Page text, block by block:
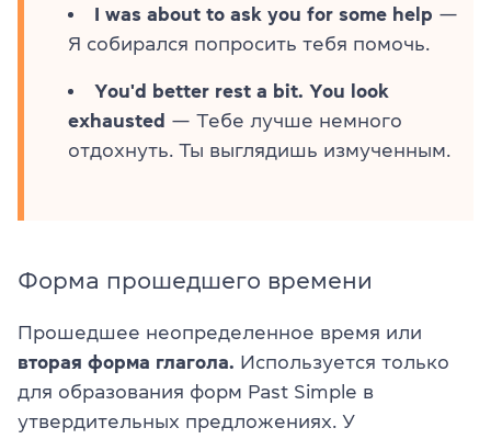
I was about to ask you for some help —
Я собирался попросить тебя помочь.
You'd better rest a bit. You look
exhausted — Тебе лучше немного
отдохнуть. Ты выглядишь измученным.
Форма прошедшего времени
Прошедшее неопределенное время или
вторая форма глагола. Используется только
для образования форм Past Simple в
утвердительных предложениях. У